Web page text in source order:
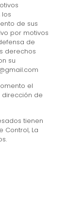
de sus
por motivos
de
derechos
su
el
dirección de
tienen
Control, La